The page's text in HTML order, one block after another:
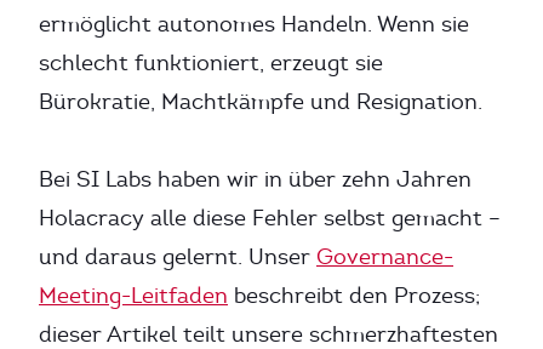
ermöglicht autonomes Handeln. Wenn sie
schlecht funktioniert, erzeugt sie
Bürokratie, Machtkämpfe und Resignation.
Bei SI Labs haben wir in über zehn Jahren
Holacracy alle diese Fehler selbst gemacht –
und daraus gelernt. Unser Governance-
Meeting-Leitfaden beschreibt den Prozess;
dieser Artikel teilt unsere schmerzhaftesten